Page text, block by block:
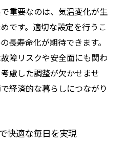
重要なのは、気温変化が生
です。適切な設定を行うこ
長寿命化が期待できます。
障リスクや安全面にも関わ
慮した調整が欠かせませ
経済的な暮らしにつながり
快適な毎日を実現